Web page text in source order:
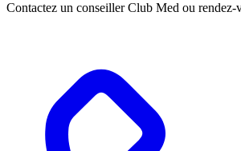
Contactez un conseiller Club Med ou rendez-